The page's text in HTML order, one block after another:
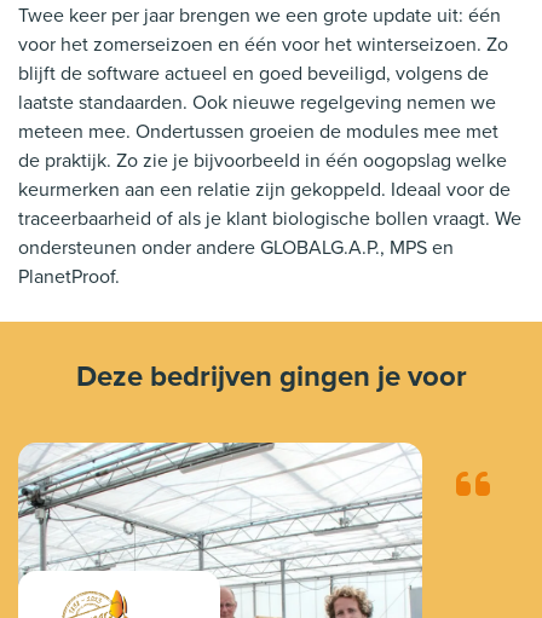
Twee keer per jaar brengen we een grote update uit: één
voor het zomerseizoen en één voor het winterseizoen. Zo
blijft de software actueel en goed beveiligd, volgens de
laatste standaarden. Ook nieuwe regelgeving nemen we
meteen mee. Ondertussen groeien de modules mee met
de praktijk. Zo zie je bijvoorbeeld in één oogopslag welke
keurmerken aan een relatie zijn gekoppeld. Ideaal voor de
traceerbaarheid of als je klant biologische bollen vraagt. We
ondersteunen onder andere GLOBALG.A.P., MPS en
PlanetProof.
Deze bedrijven gingen je voor